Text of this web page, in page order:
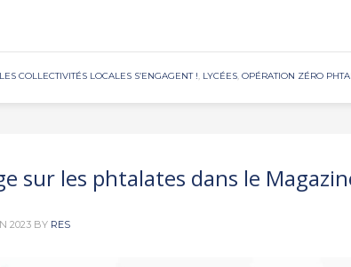
LES COLLECTIVITÉS LOCALES S’ENGAGENT !, LYCÉES, OPÉRATION ZÉRO
sur les phtalates dans le
2023 BY RES